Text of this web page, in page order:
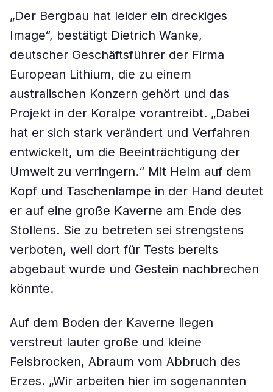
„Der Bergbau hat leider ein dreckiges
Image“, bestätigt Dietrich Wanke,
deutscher Geschäftsführer der Firma
European Lithium, die zu einem
australischen Konzern gehört und das
Projekt in der Koralpe vorantreibt. „Dabei
hat er sich stark verändert und Verfahren
entwickelt, um die Beeinträchtigung der
Umwelt zu verringern.“ Mit Helm auf dem
Kopf und Taschenlampe in der Hand deutet
er auf eine große Kaverne am Ende des
Stollens. Sie zu betreten sei strengstens
verboten, weil dort für Tests bereits
abgebaut wurde und Gestein nachbrechen
könnte.
Auf dem Boden der Kaverne liegen
verstreut lauter große und kleine
Felsbrocken, Abraum vom Abbruch des
Erzes. „Wir arbeiten hier im sogenannten